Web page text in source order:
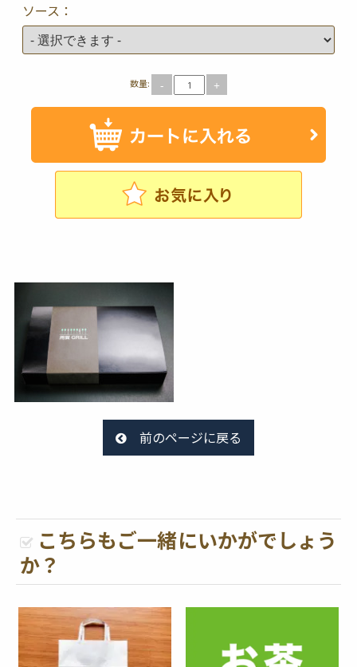
ソース：
数量: - +
前のページに戻る
こちらもご一緒にいかがでしょう
か？